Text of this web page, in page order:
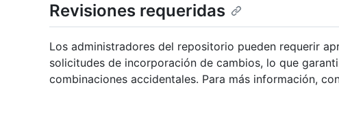
Revisiones requeridas
Los administradores del repositorio pueden requerir
solicitudes de incorporación de cambios, lo que
combinaciones accidentales. Para más información,